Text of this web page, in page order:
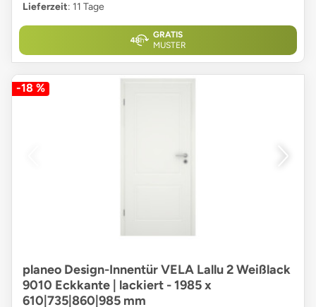
Lieferzeit: 11 Tage
GRATIS
MUSTER
-18 %
planeo Design-Innentür VELA Lallu 2 Weißlack
9010 Eckkante | lackiert - 1985 x
610|735|860|985 mm